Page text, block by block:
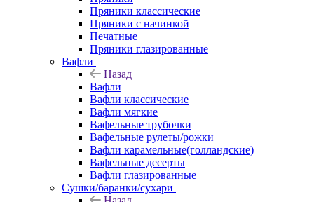
Пряники классические
Пряники с начинкой
Печатные
Пряники глазированные
Вафли
Назад
Вафли
Вафли классические
Вафли мягкие
Вафельные трубочки
Вафельные рулеты/рожки
Вафли карамельные(голландские)
Вафельные десерты
Вафли глазированные
Сушки/баранки/сухари